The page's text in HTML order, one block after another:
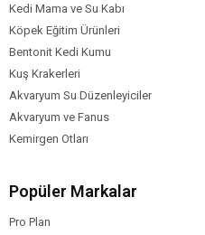
Kedi Mama ve Su Kabı
Köpek Eğitim Ürünleri
Bentonit Kedi Kumu
Kuş Krakerleri
Akvaryum Su Düzenleyiciler
Akvaryum ve Fanus
Kemirgen Otları
Popüler Markalar
Pro Plan